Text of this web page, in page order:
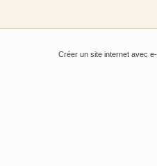
Créer un site internet avec